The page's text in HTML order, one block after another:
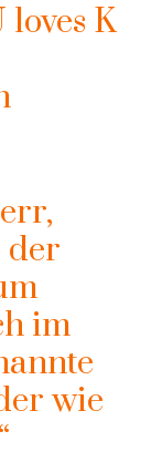
loves K
der
im
wie